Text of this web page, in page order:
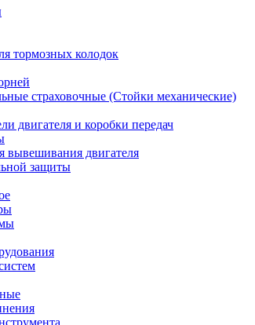
тормозных колодок
страховочные (Стойки механические)
двигателя и коробки передач
вывешивания двигателя
защиты